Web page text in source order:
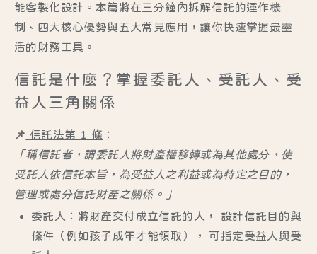
能客製化設計。本篇將在三分鐘內拆解信託的運作機
制、四大核心優勢與五大常見應用，讓你快速掌握最靈
活的財務工具。
信託是什麼？掌握委託人、受託人、受
益人三角關係
📌 信託法第 1 條 ：
「稱信託者，謂委託人將財產權移轉或為其他處分，使
受託人依信託本旨，為受益人之利益或為特定之目的，
管理或處分信託財產之關係。」
委託人
：將財產交付成立信託的人， 設計信託目的與
條件（例如孩子成年才能領取）， 可指定受益人與受